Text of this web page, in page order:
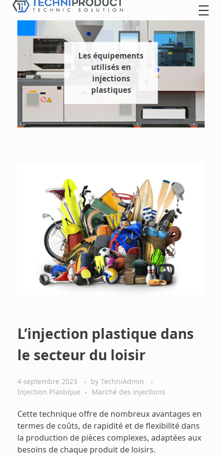
Techniproduct
Les équipements
utilisés en
injections
plastiques
L’injection plastique dans
le secteur du loisir
4 septembre 2023 by TechniAdmin
Injection Plastique
Marché des injections
Cette technique offre de nombreux avantages en
termes de coûts, de rapidité et de flexibilité dans
la production de pièces complexes, adaptées aux
besoins de chaque produit de loisirs.